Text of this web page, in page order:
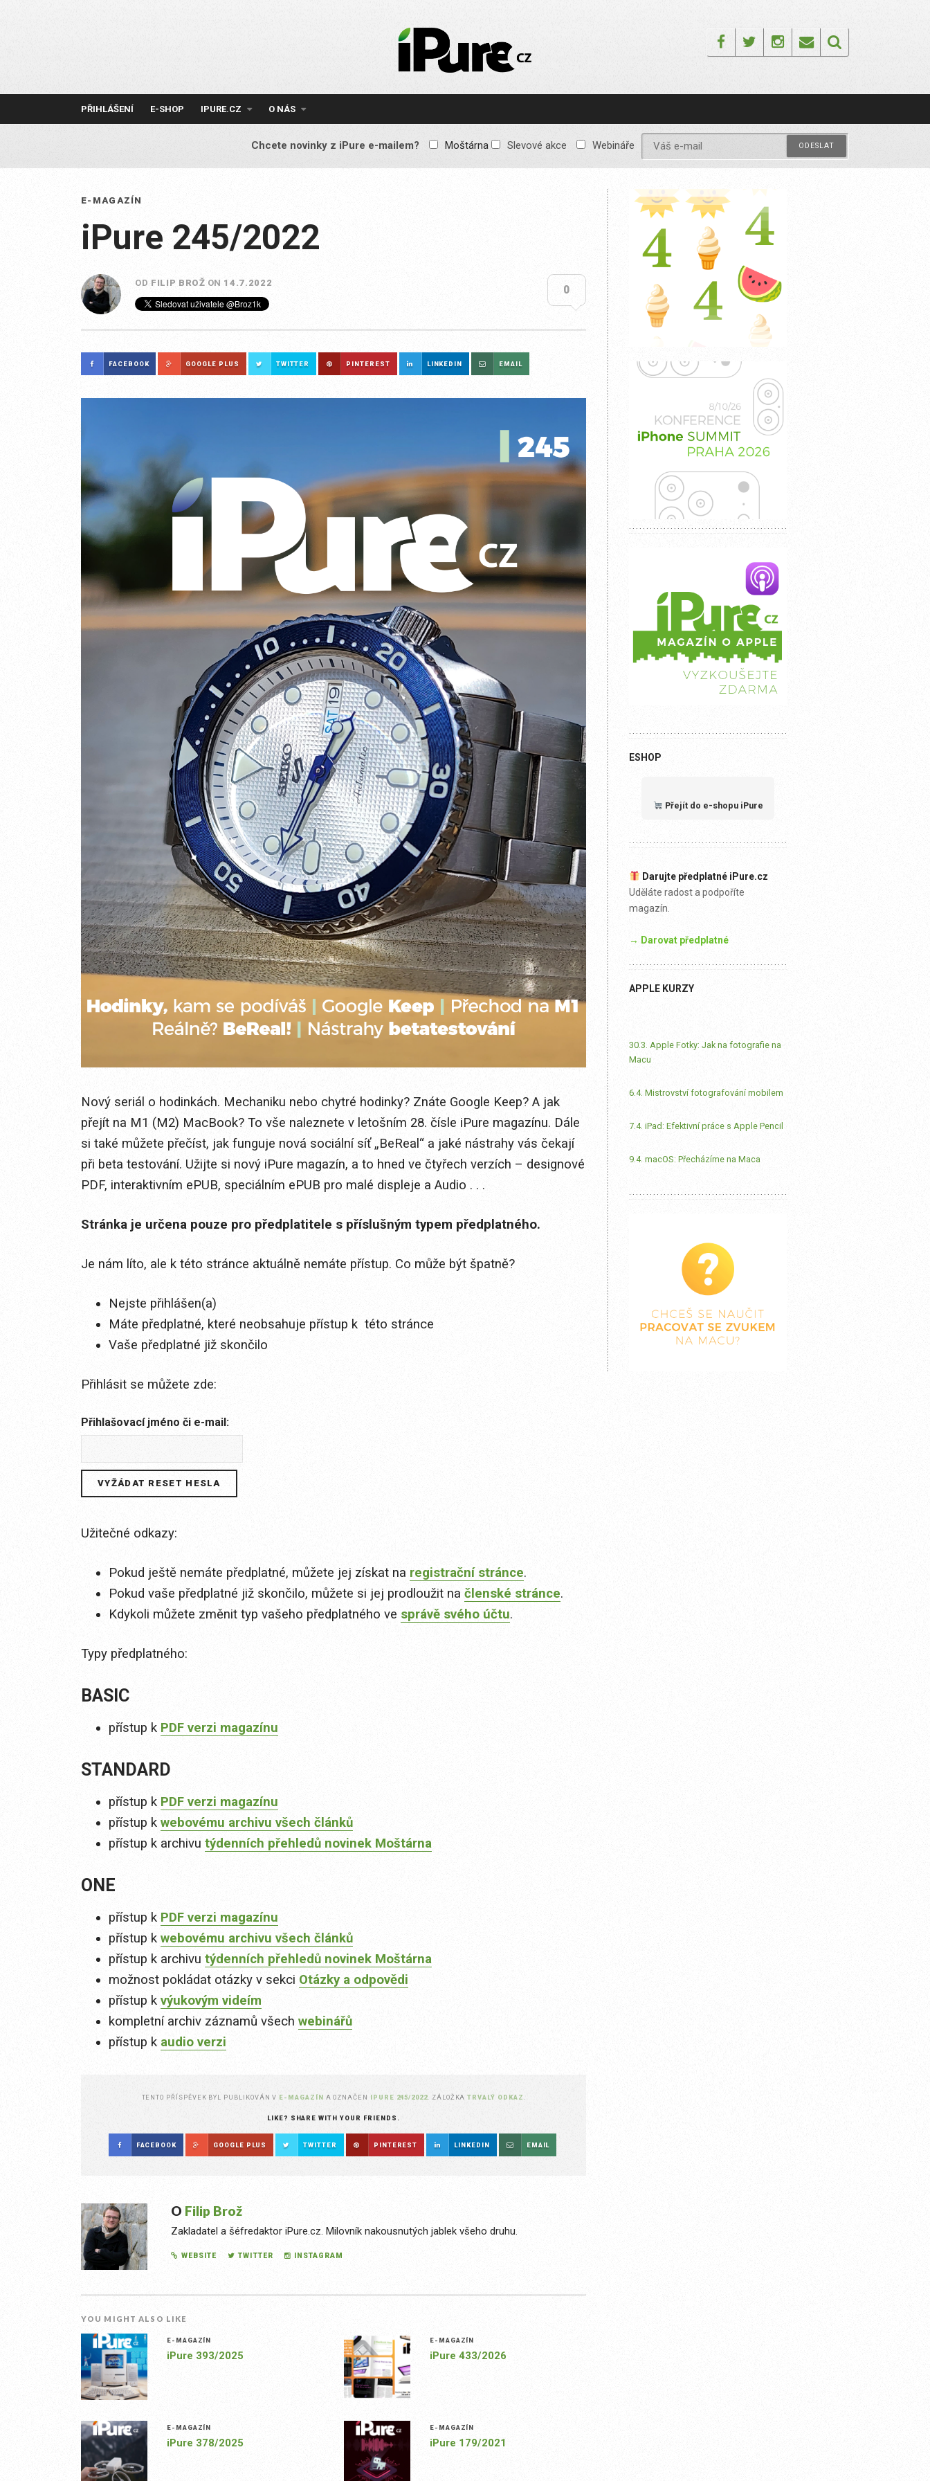
IPURE.CZ
Prémiový Apple e-
reklamy, žádné
obsah pro všechny
FacebookTwitterInstagram
Email
PŘIHLÁŠENÍ E-SHOP IPURE.CZ O NÁS
Chcete novinky z iPure e-mailem? Moštárna Slevové akce Webináře
E-MAGAZÍN
iPure 245/2022
OD FILIP BROŽ ON 14.7.2022
0
FACEBOOK GOOGLE PLUS TWITTER PINTEREST LINKEDIN EMAIL
Nový seriál o hodinkách. Mechaniku nebo chytré hodinky? Znáte Google Keep? A jak
přejít na M1 (M2) MacBook? To vše naleznete v letošním 28. čísle iPure magazínu. Dále
si také můžete přečíst, jak funguje nová sociální síť „BeReal“ a jaké nástrahy vás čekají
při beta testování. Užijte si nový iPure magazín, a to hned ve čtyřech verzích – designové
PDF, interaktivním ePUB, speciálním ePUB pro malé displeje a Audio . . .
Stránka je určena pouze pro předplatitele s příslušným typem předplatného.
Je nám líto, ale k této stránce aktuálně nemáte přístup. Co může být špatně?
Nejste přihlášen(a)
Máte předplatné, které neobsahuje přístup k této stránce
Vaše předplatné již skončilo
Přihlásit se můžete zde:
Přihlašovací jméno či e-mail:
Užitečné odkazy:
Pokud ještě nemáte předplatné, můžete jej získat na registrační stránce.
Pokud vaše předplatné již skončilo, můžete si jej prodloužit na členské stránce.
Kdykoli můžete změnit typ vašeho předplatného ve správě svého účtu.
Typy předplatného:
BASIC
přístup k PDF verzi magazínu
STANDARD
přístup k PDF verzi magazínu
přístup k webovému archivu všech článků
přístup k archivu týdenních přehledů novinek Moštárna
ONE
přístup k PDF verzi magazínu
přístup k webovému archivu všech článků
přístup k archivu týdenních přehledů novinek Moštárna
možnost pokládat otázky v sekci Otázky a odpovědi
přístup k výukovým videím
kompletní archiv záznamů všech webinářů
přístup k audio verzi
TENTO PŘÍSPĚVEK BYL PUBLIKOVÁN V E-MAGAZÍN A OZNAČEN IPURE 245/2022 . ZÁLOŽKATRVALÝ ODKAZ
LIKE? SHARE WITH YOUR FRIENDS.
FACEBOOK GOOGLE PLUS TWITTER PINTEREST LINKEDIN EMAIL
O Filip Brož
Zakladatel a šéfredaktor iPure.cz. Milovník nakousnutých jablek všeho druhu.
WEBSITE TWITTER INSTAGRAM
YOU MIGHT ALSO LIKE
E-MAGAZÍN
iPure 393/2025
E-MAGAZÍN
iPure 433/2026
E-MAGAZÍN
iPure 378/2025
E-MAGAZÍN
iPure 179/2021
ESHOP
Přejít do e-shopu iPure
Darujte předplatné iPure.cz
Uděláte radost a podpoříte
magazín.
→ Darovat předplatné
APPLE KURZY
30.3. Apple Fotky: Jak na fotografie na
Macu
6.4. Mistrovství fotografování mobilem
7.4. iPad: Efektivní práce s Apple Pencil
9.4. macOS: Přecházíme na Maca